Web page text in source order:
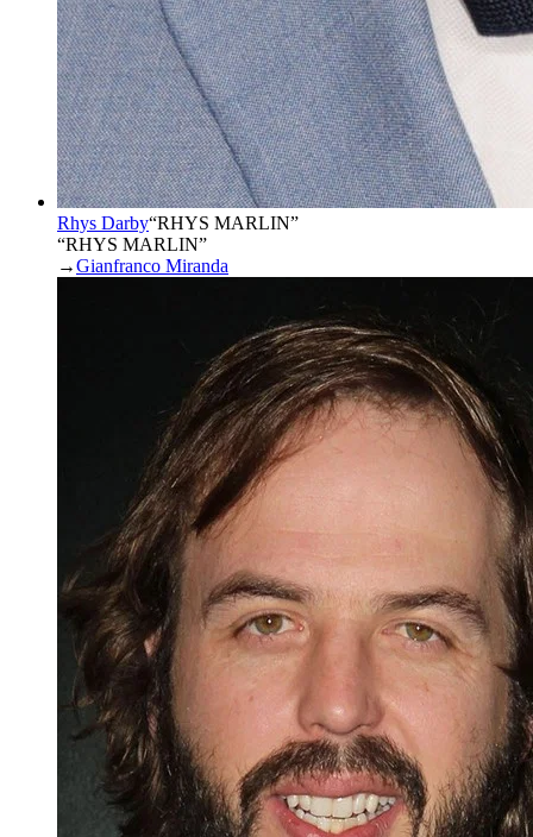
Rhys Darby“RHYS MARLIN”
“RHYS MARLIN”
→Gianfranco Miranda